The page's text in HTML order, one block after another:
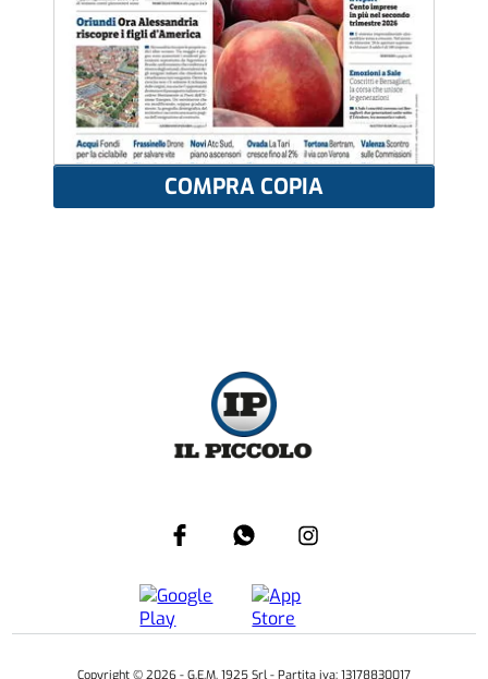
COMPRA COPIA
Copyright © 2026 - G.E.M. 1925 Srl - Partita iva: 13178830017